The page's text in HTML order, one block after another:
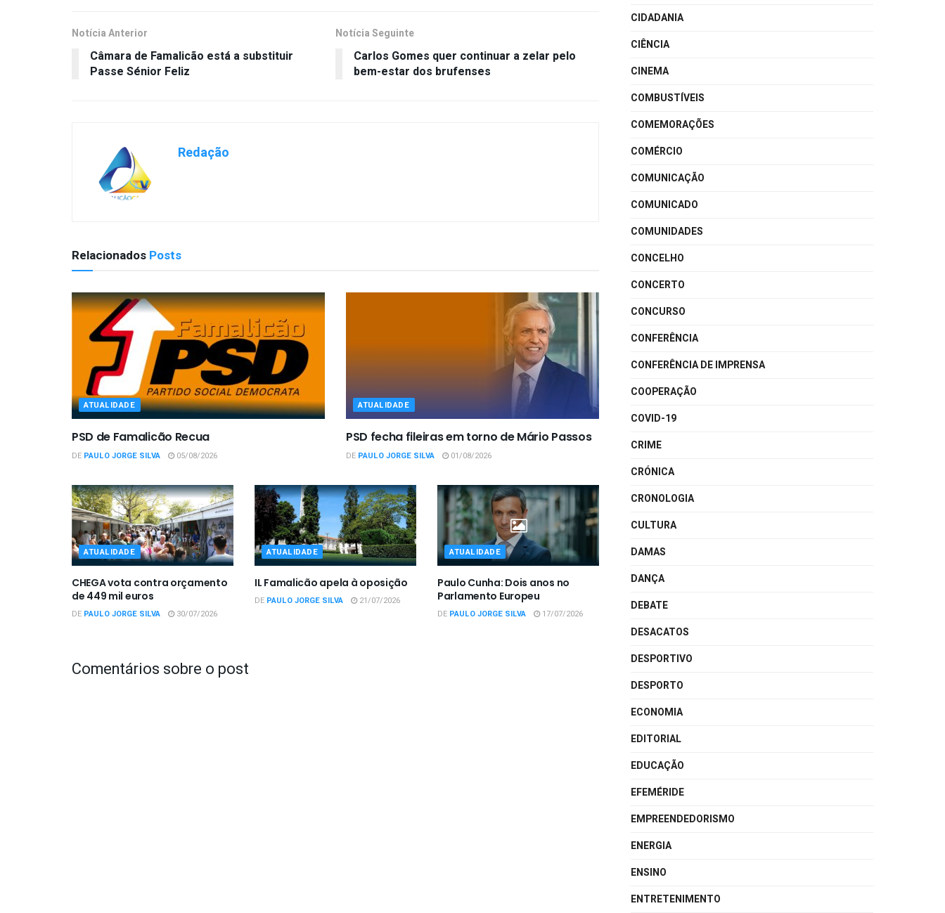
Notícia Anterior
Câmara de Famalicão está a substituir
Passe Sénior Feliz
Notícia Seguinte
Carlos Gomes quer continuar a zelar pelo
bem-estar dos brufenses
Redação
Relacionados Posts
ATUALIDADE
PSD de Famalicão Recua
DE PAULO JORGE SILVA 05/08/2026
ATUALIDADE
PSD fecha fileiras em torno de Mário Passos
DE PAULO JORGE SILVA 01/08/2026
ATUALIDADE
CHEGA vota contra orçamento
de 449 mil euros
DE PAULO JORGE SILVA 30/07/2026
ATUALIDADE
IL Famalicão apela à oposição
DE PAULO JORGE SILVA 21/07/2026
ATUALIDADE
Paulo Cunha: Dois anos no
Parlamento Europeu
DE PAULO JORGE SILVA 17/07/2026
Comentários sobre o post
CIDADANIA
CIÊNCIA
CINEMA
COMBUSTÍVEIS
COMEMORAÇÕES
COMÉRCIO
COMUNICAÇÃO
COMUNICADO
COMUNIDADES
CONCELHO
CONCERTO
CONCURSO
CONFERÊNCIA
CONFERÊNCIA DE IMPRENSA
COOPERAÇÃO
COVID-19
CRIME
CRÓNICA
CRONOLOGIA
CULTURA
DAMAS
DANÇA
DEBATE
DESACATOS
DESPORTIVO
DESPORTO
ECONOMIA
EDITORIAL
EDUCAÇÃO
EFEMÉRIDE
EMPREENDEDORISMO
ENERGIA
ENSINO
ENTRETENIMENTO